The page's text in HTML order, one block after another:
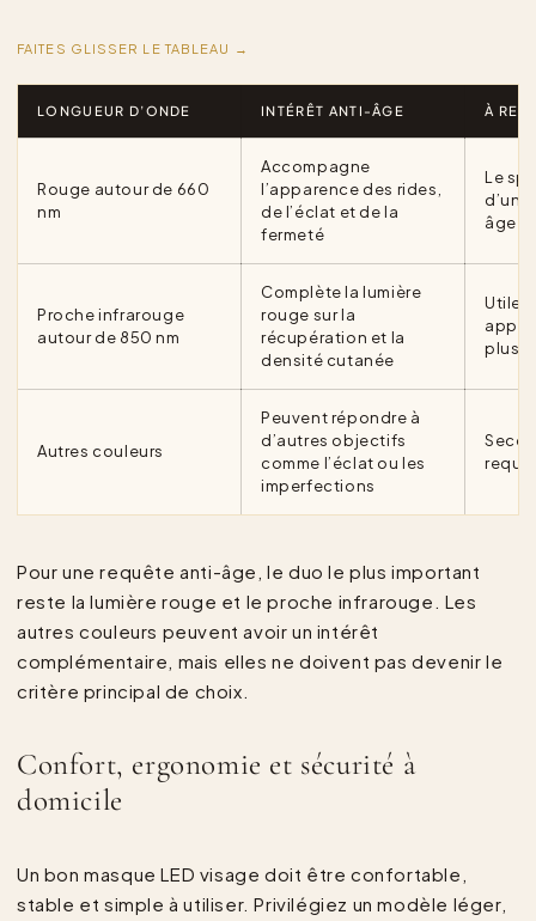
FAITES GLISSER LE TABLEAU →
LONGUEUR D’ONDE INTÉRÊT ANTI-ÂGE À
Rouge autour de 660
nm
Accompagne
l’apparence des rides,
de l’éclat et de la
fermeté
Le
d’un
âge
Proche infrarouge
autour de 850 nm
Complète la lumière
rouge sur la
récupération et la
densité cutanée
Utile
plus
Autres couleurs
Peuvent répondre à
d’autres objectifs
comme l’éclat ou les
imperfections
Pour une requête anti-âge, le duo le plus important
reste la lumière rouge et le proche infrarouge. Les
autres couleurs peuvent avoir un intérêt
complémentaire, mais elles ne doivent pas devenir le
critère principal de choix.
Confort, ergonomie et sécurité à
domicile
Un bon masque LED visage doit être confortable,
stable et simple à utiliser. Privilégiez un modèle léger,